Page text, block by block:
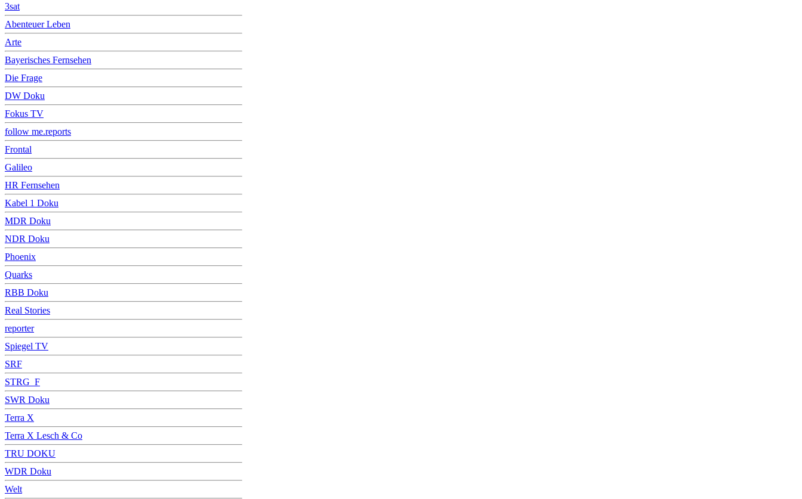
3sat
Abenteuer Leben
Arte
Bayerisches Fernsehen
Die Frage
DW Doku
Fokus TV
follow me.reports
Frontal
Galileo
HR Fernsehen
Kabel 1 Doku
MDR Doku
NDR Doku
Phoenix
Quarks
RBB Doku
Real Stories
reporter
Spiegel TV
SRF
STRG_F
SWR Doku
Terra X
Terra X Lesch & Co
TRU DOKU
WDR Doku
Welt